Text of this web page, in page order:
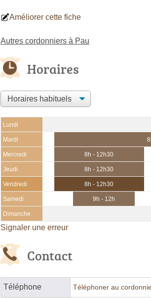
Améliorer cette fiche
Autres cordonniers à Pau
Horaires
Lundi
Mardi
Mercredi 8h - 12h30
Jeudi 8h - 12h30
Vendredi 8h - 12h30
Samedi 9h - 12h
Dimanche
Signaler une erreur
Contact
Téléphone Téléphoner au